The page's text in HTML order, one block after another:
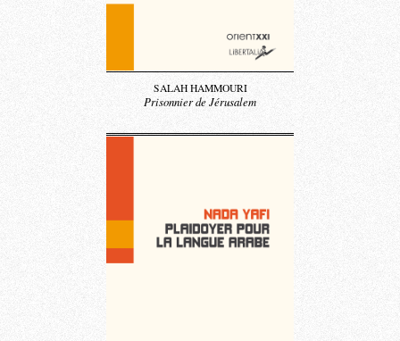
SALAH HAMMOURI
Prisonnier de Jérusalem